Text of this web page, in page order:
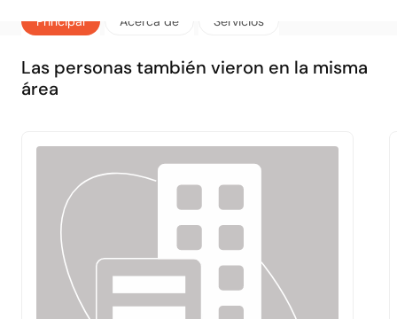
Principal Acerca de Servicios
Las personas también vieron en la misma
área